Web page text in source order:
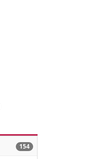
154